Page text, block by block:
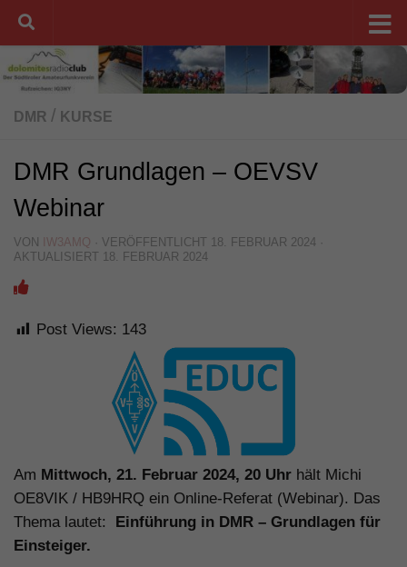
Unter dem Inhalt
DMR / KURSE
DMR Grundlagen – OEVSV
Webinar
VON IW3AMQ · VERÖFFENTLICHT 18. FEBRUAR 2024 ·
AKTUALISIERT 18. FEBRUAR 2024
Post Views: 143
Am Mittwoch, 21. Februar 2024, 20 Uhr hält Michi
OE8VIK / HB9HRQ ein Online-Referat (Webinar). Das
Thema lautet:
Einführung in DMR – Grundlagen für
Einsteiger.